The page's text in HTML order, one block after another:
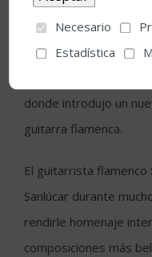
los años, Sanlúcar ha
festival, no solo como
donde introdujo un
guitarra flamenca.
El guitarrista flamenco
Sanlúcar durante
rendirle homenaje
composiciones más
Necesario
Estadística